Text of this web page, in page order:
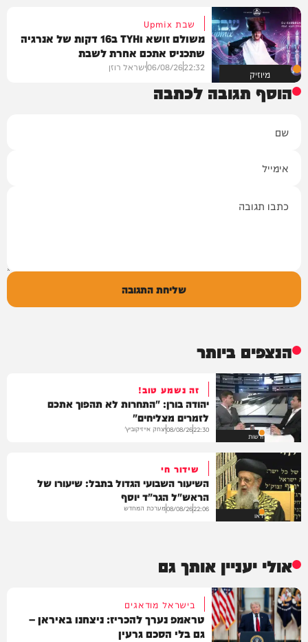
מיוזיק
שבת Upmix
משולם זושא וTYH ב16 דקות של אנרגיה
שתכניס אתכם אחרת לשבת
22:32
06/08/26ישראל רוזן
הוסף תגובה לכתבה
שליחת התגובה
הנצפים ביותר
חדשות
זה נשמע טוב!
יהודה בורן: "התחרות לא תהפוך אתכם
לזמרים מצליחים"
22:30
08/08/26יצחק אייזיקוביץ'
וידאו
שידור חי
השיעור השבועי הגדול בתבל: שיעורו של
הראש"ל הגר"ד יוסף
22:06
08/08/26מערכת המחדש
אולי יעניין אותך גם
בישראל מודאגים
טראמפ נערך להכריז: ניצחנו באיראן –
גם בלי הסכם גרעין